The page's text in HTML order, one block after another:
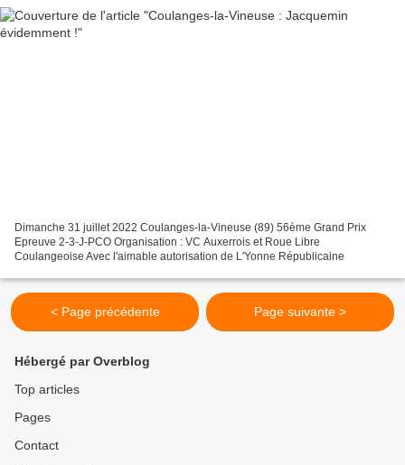
Dimanche 31 juillet 2022 Coulanges-la-Vineuse (89) 56ème Grand Prix
Epreuve 2-3-J-PCO Organisation : VC Auxerrois et Roue Libre
Coulangeoise Avec l'aimable autorisation de L'Yonne Républicaine
< Page précédente Page suivante >
Hébergé par Overblog
Top articles
Pages
Contact